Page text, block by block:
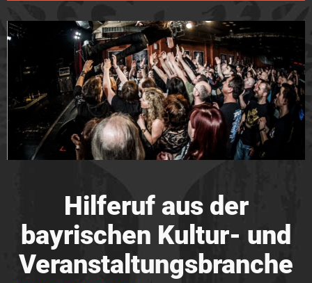
Hilferuf aus der
bayrischen Kultur- und
Veranstaltungsbranche